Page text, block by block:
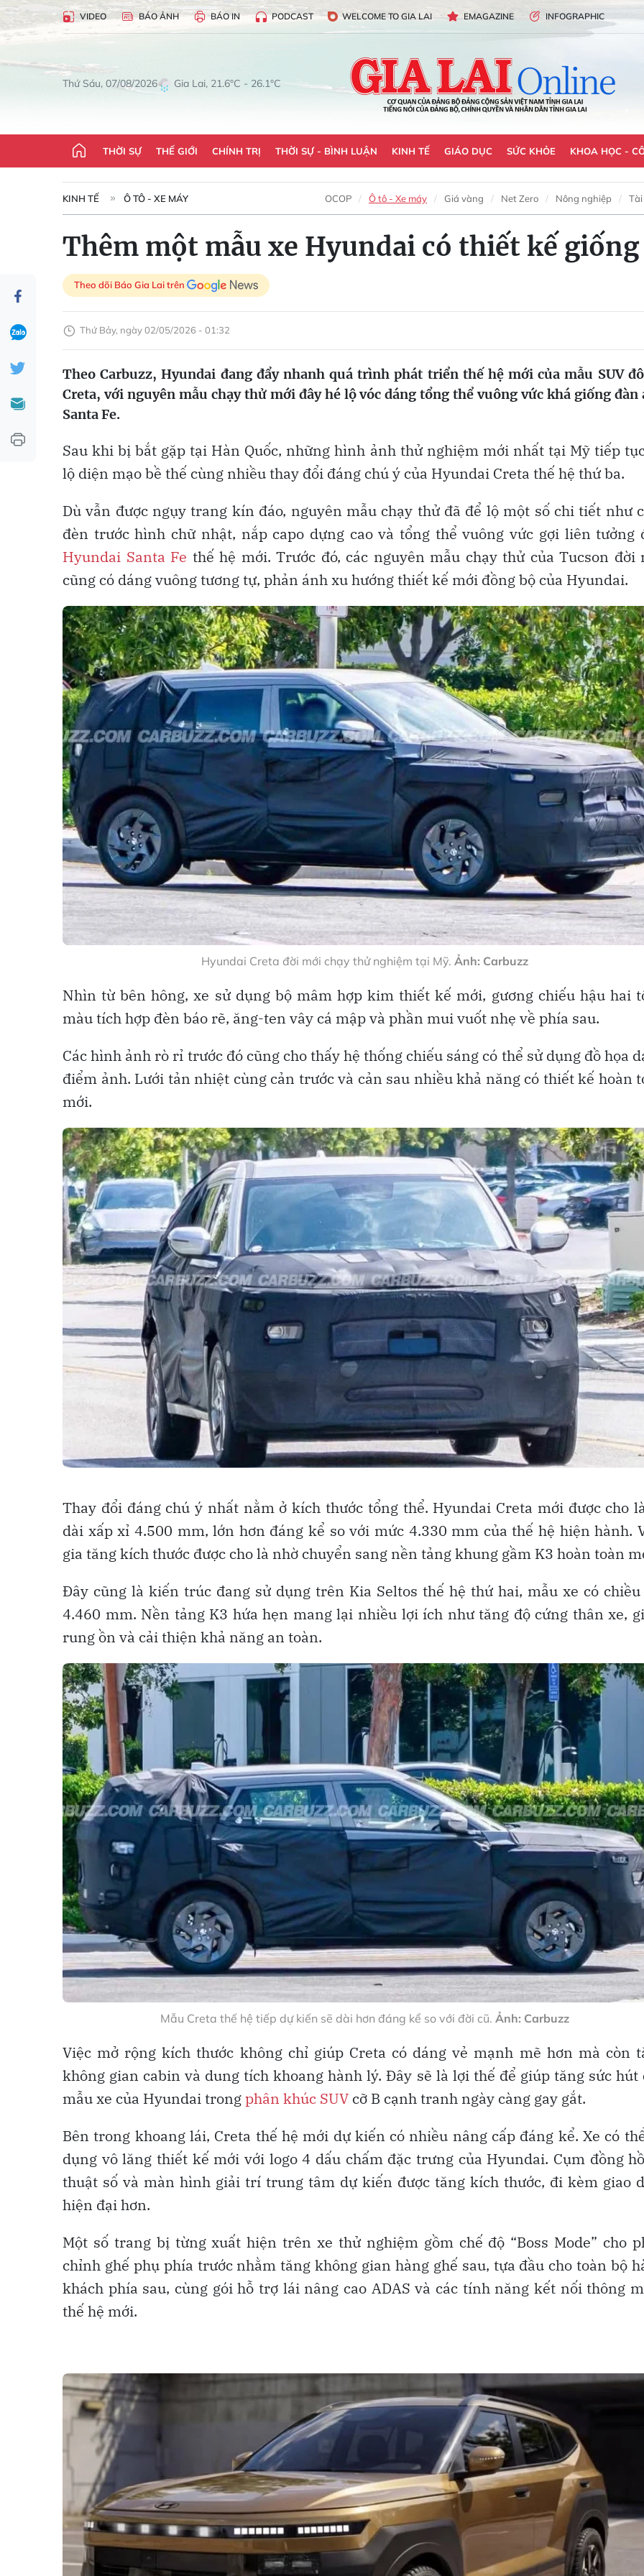
VIDEO BÁO ẢNH BÁO IN PODCAST WELCOME TO GIA LAI EMAGAZINE INFOGRAPHIC
Thứ Sáu, 07/08/2026 Gia Lai, 21.6°C - 26.1°C
THỜI SỰ THẾ GIỚI CHÍNH TRỊ THỜI SỰ - BÌNH LUẬN KINH TẾ GIÁO DỤC SỨC KHỎE KHOA HỌC -
KINH TẾ Ô TÔ - XE MÁY OCOP Ô tô - Xe máy Giá vàng Net Zero Nông nghiệp
Thêm một mẫu xe Hyundai có thiết kế giống
Theo dõi Báo Gia Lai trên
Thứ Bảy, ngày 02/05/2026 - 01:32
Theo Carbuzz, Hyundai đang đẩy nhanh quá trình phát triển thế hệ mới của mẫu SUV
Creta, với nguyên mẫu chạy thử mới đây hé lộ vóc dáng tổng thể vuông vức khá giống đàn
Santa Fe.
Sau khi bị bắt gặp tại Hàn Quốc, những hình ảnh thử nghiệm mới nhất tại Mỹ tiếp
lộ diện mạo bề thế cùng nhiều thay đổi đáng chú ý của Hyundai Creta thế hệ thứ ba.
Dù vẫn được ngụy trang kín đáo, nguyên mẫu chạy thử đã để lộ một số chi tiết như
đèn trước hình chữ nhật, nắp capo dựng cao và tổng thể vuông vức gợi liên tưởng
Hyundai Santa Fe thế hệ mới. Trước đó, các nguyên mẫu chạy thử của Tucson đời
cũng có dáng vuông tương tự, phản ánh xu hướng thiết kế mới đồng bộ của Hyundai.
Hyundai Creta đời mới chạy thử nghiệm tại Mỹ. Ảnh: Carbuzz
Nhìn từ bên hông, xe sử dụng bộ mâm hợp kim thiết kế mới, gương chiếu hậu hai
màu tích hợp đèn báo rẽ, ăng-ten vây cá mập và phần mui vuốt nhẹ về phía sau.
Các hình ảnh rò rỉ trước đó cũng cho thấy hệ thống chiếu sáng có thể sử dụng đồ họa
điểm ảnh. Lưới tản nhiệt cùng cản trước và cản sau nhiều khả năng có thiết kế hoàn
mới.
Thay đổi đáng chú ý nhất nằm ở kích thước tổng thể. Hyundai Creta mới được cho
dài xấp xỉ 4.500 mm, lớn hơn đáng kể so với mức 4.330 mm của thế hệ hiện hành.
gia tăng kích thước được cho là nhờ chuyển sang nền tảng khung gầm K3 hoàn toàn
Đây cũng là kiến trúc đang sử dụng trên Kia Seltos thế hệ thứ hai, mẫu xe có
4.460 mm. Nền tảng K3 hứa hẹn mang lại nhiều lợi ích như tăng độ cứng thân xe,
rung ồn và cải thiện khả năng an toàn.
Mẫu Creta thế hệ tiếp dự kiến sẽ dài hơn đáng kể so với đời cũ. Ảnh: Carbuzz
Việc mở rộng kích thước không chỉ giúp Creta có dáng vẻ mạnh mẽ hơn mà còn
không gian cabin và dung tích khoang hành lý. Đây sẽ là lợi thế để giúp tăng sức hút
mẫu xe của Hyundai trongphân khúc SUV cỡ B cạnh tranh ngày càng gay gắt.
Bên trong khoang lái, Creta thế hệ mới dự kiến có nhiều nâng cấp đáng kể. Xe có
dụng vô lăng thiết kế mới với logo 4 dấu chấm đặc trưng của Hyundai. Cụm đồng
thuật số và màn hình giải trí trung tâm dự kiến được tăng kích thước, đi kèm giao
hiện đại hơn.
Một số trang bị từng xuất hiện trên xe thử nghiệm gồm chế độ “Boss Mode” cho
chỉnh ghế phụ phía trước nhằm tăng không gian hàng ghế sau, tựa đầu cho toàn bộ
khách phía sau, cùng gói hỗ trợ lái nâng cao ADAS và các tính năng kết nối thông
thế hệ mới.